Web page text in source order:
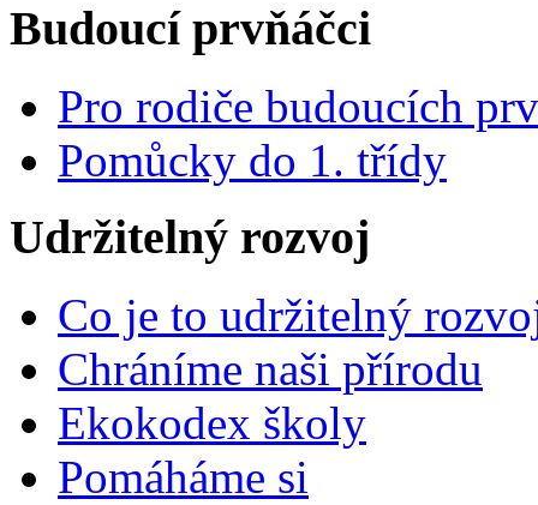
Budoucí prvňáčci
Pro rodiče budoucích
Pomůcky do 1. třídy
Udržitelný rozvoj
Co je to udržitelný
Chráníme naši přírodu
Ekokodex školy
Pomáháme si